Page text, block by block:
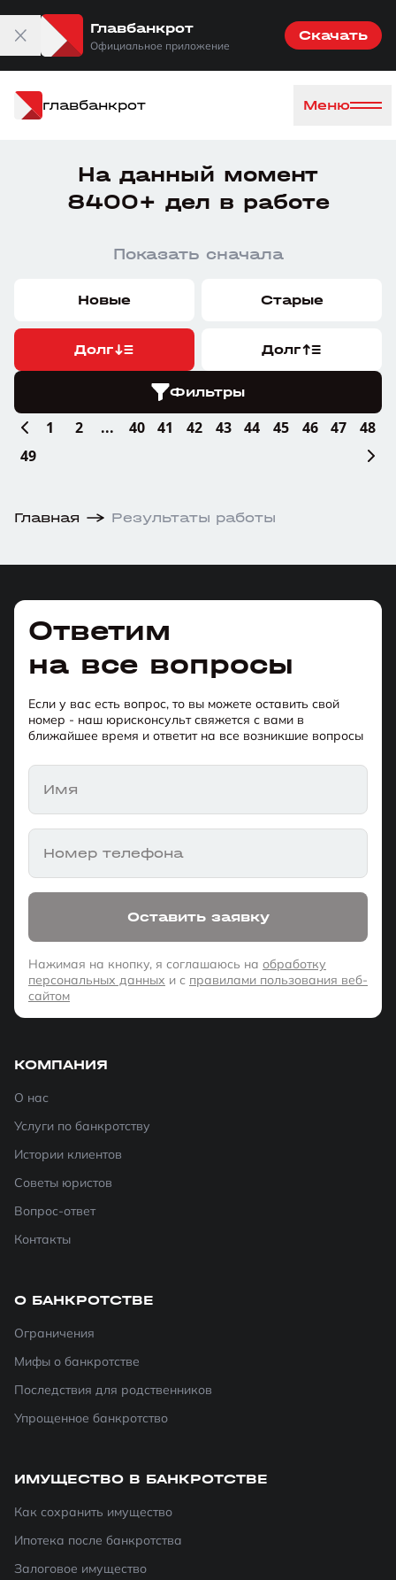
Главбанкрот
Официальное приложение
Скачать
главбанкрот Меню
На данный момент
8400+ дел в работе
Показать сначала
Новые Старые
Долг Долг
Фильтры
1 2 ... 40 41 42 43 44 45 46 47
48
49
Главная Результаты работы
Ответим
на все вопросы
Если у вас есть вопрос, то вы можете оставить свой
номер - наш юрисконсульт свяжется с вами в
ближайшее время и ответит на все возникшие вопросы
Имя
Номер телефона
Оставить заявку
Нажимая на кнопку, я соглашаюсь на обработку
персональных данных и с правилами пользования веб-
сайтом
КОМПАНИЯ
О нас
Услуги по банкротству
Истории клиентов
Советы юристов
Вопрос-ответ
Контакты
О БАНКРОТСТВЕ
Ограничения
Мифы о банкротстве
Последствия для родственников
Упрощенное банкротство
ИМУЩЕСТВО В БАНКРОТСТВЕ
Как сохранить имущество
Ипотека после банкротства
Залоговое имущество